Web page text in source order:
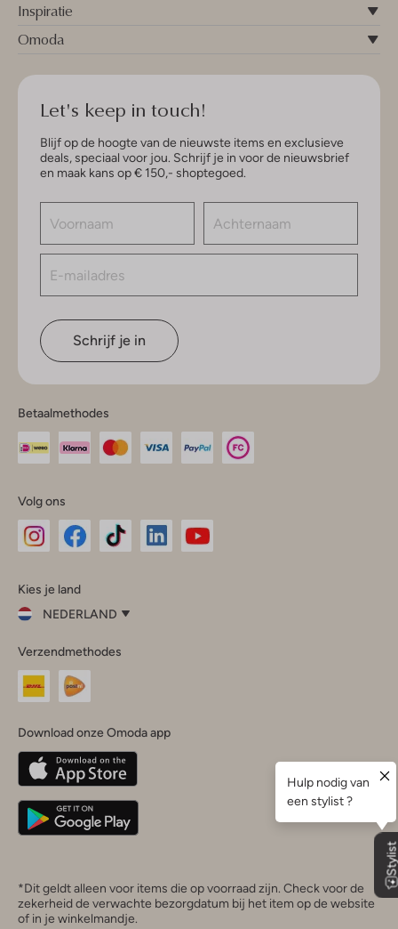
Inspiratie
Omoda
Let's keep in touch!
Blijf op de hoogte van de nieuwste items en exclusieve
deals, speciaal voor jou. Schrijf je in voor de nieuwsbrief
en maak kans op € 150,- shoptegoed.
Schrijf je in
Betaalmethodes
Volg ons
InstagramFacebook
Kies je land
NEDERLAND
je
land
Nederland
Belgique(Français)
Deutschland
Verzendmethodes
Download onze Omoda app
*Dit geldt alleen voor items die op voorraad zijn. Check voor de
zekerheid de verwachte bezorgdatum bij het item op de website
of in je winkelmandje.